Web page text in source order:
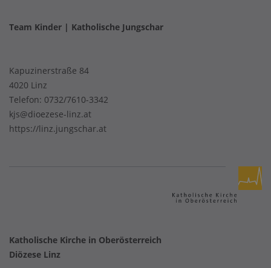
Team Kinder | Katholische Jungschar
Kapuzinerstraße 84
4020 Linz
Telefon: 0732/7610-3342
kjs@dioezese-linz.at
https://linz.jungschar.at
Katholische Kirche in Oberösterreich
Diözese Linz